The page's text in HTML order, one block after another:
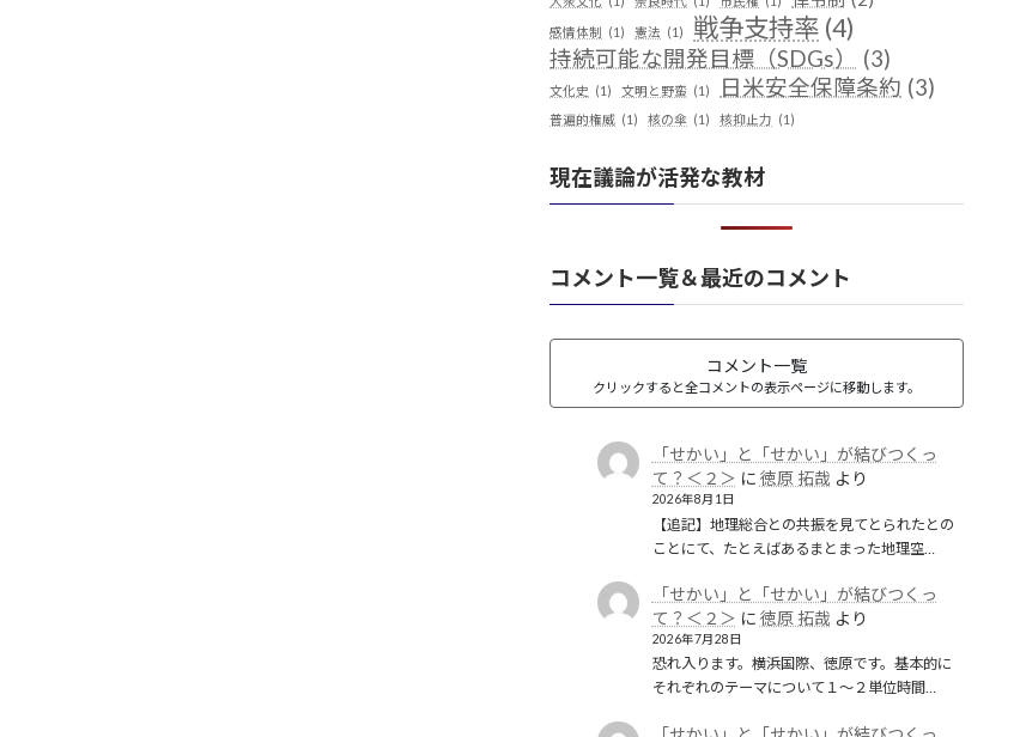
感情体制 (1) 憲法 (1) 戦争支持率 (4)
持続可能な開発目標（SDGs） (3)
文化史 (1) 文明と野蛮 (1) 日米安全保障条約 (3)
普遍的権威 (1) 核の傘 (1) 核抑止力 (1)
歴史実践 (1) 民族独立運動
都城制 (1) 鎖国(4) 革命 (1)
現在議論が活発な教材
コメント一覧＆最近のコメント
コメント一覧
クリックすると全コメントの表示ページに移動します。
「せかい」と「せかい」が結びつくっ
て？＜２＞ に 徳原 拓哉 より
2026年8月1日
【追記】地理総合との共振を見てとられたとの
ことにて、たとえばあるまとまった地理空…
「せかい」と「せかい」が結びつくっ
て？＜２＞ に 徳原 拓哉 より
2026年7月28日
恐れ入ります。横浜国際、徳原です。基本的に
それぞれのテーマについて１〜２単位時間…